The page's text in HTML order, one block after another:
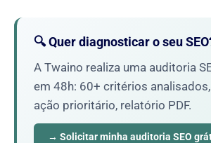
🔍 Quer diagnosticar o seu
A Twaino realiza uma auditoria
em 48h: 60+ critérios
ação prioritário, relatório PDF.
→ Solicitar minha auditoria SEO